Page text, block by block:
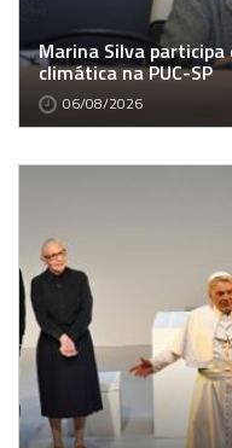
Marina Silva
climática na PUC-SP
06/08/2026